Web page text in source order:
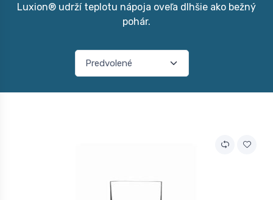
Luxion® udrží teplotu nápoja oveľa dlhšie ako bežný
pohár.